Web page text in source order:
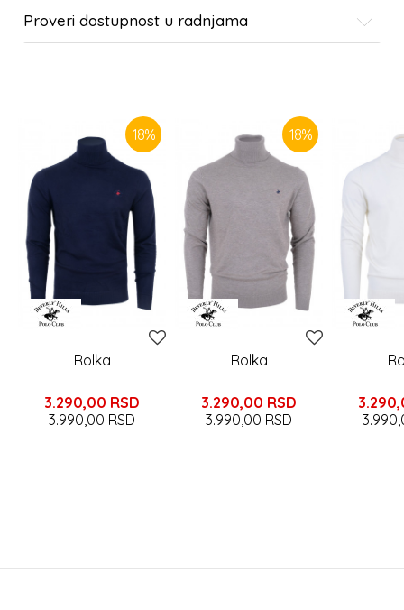
Proveri dostupnost u radnjama
18%
Rolka
3.290,00 RSD
3.990,00RSD
18%
Rolka
3.290,00 RSD
3.990,00RSD